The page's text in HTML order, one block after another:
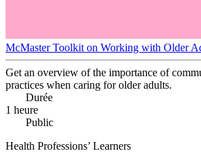
McMaster Toolkit on Working with Older
Get an overview of the importance of
practices when caring for older adults.
Durée
1 heure
Public
Health Professions’ Learners